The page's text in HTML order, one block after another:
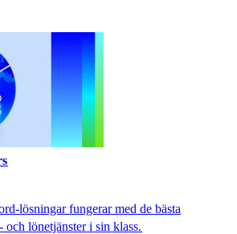
lösningar fungerar med de bästa
och lönetjänster i sin klass.​​